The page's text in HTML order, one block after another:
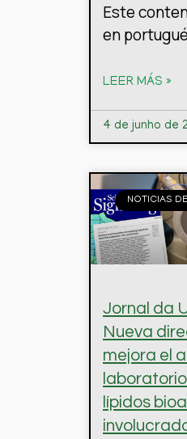
Este
en
LEER MÁS »
4 de junho de
NOTICIAS
Jornal da
Nueva
mejora el
lípidos